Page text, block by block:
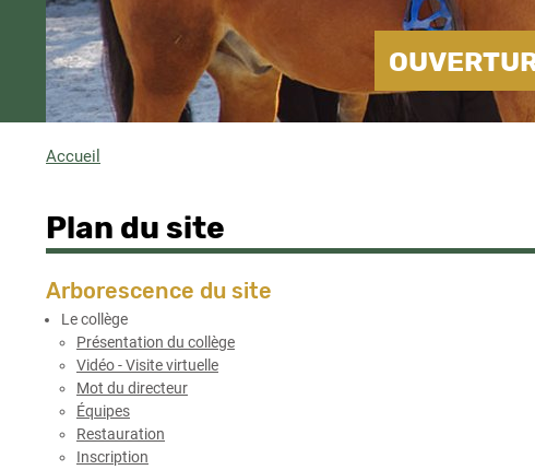
Accueil
Plan du site
Arborescence du site
Le collège
Présentation du collège
Vidéo - Visite virtuelle
Mot du directeur
Équipes
Restauration
Inscription